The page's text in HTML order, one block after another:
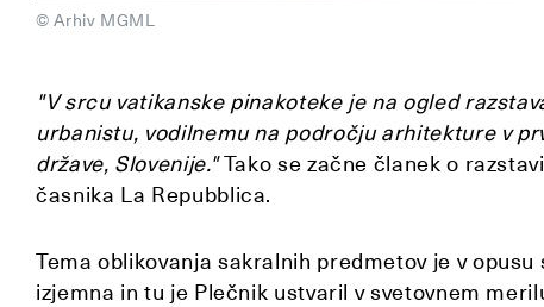
© Arhiv MGML
"V srcu vatikanske pinakoteke je na ogled
urbanistu, vodilnemu na področju arhitekture v
države, Slovenije."Tako se začne članek o
časnika La Repubblica.
Tema oblikovanja sakralnih predmetov je v
izjemna in tu je Plečnik ustvaril v svetovnem